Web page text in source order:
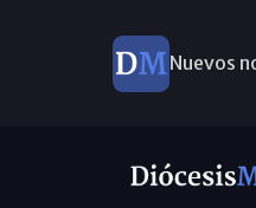
Nuevos